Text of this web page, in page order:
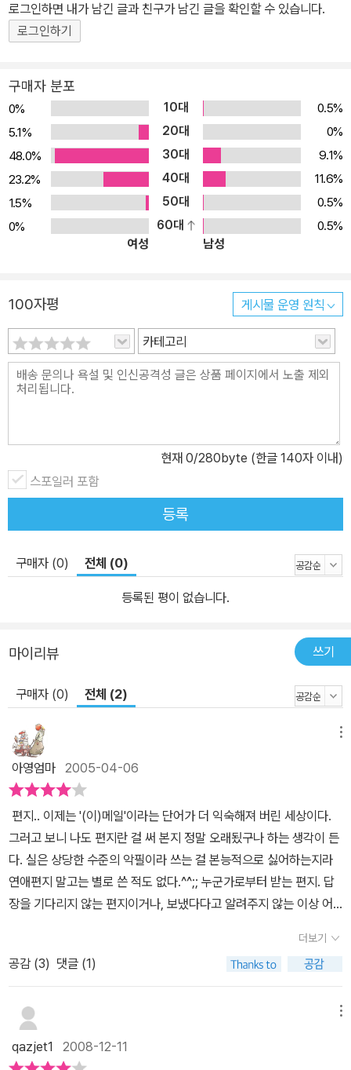
로그인하면 내가 남긴 글과 친구가 남긴 글을 확인할 수 있습니다.
로그인하기
구매자 분포
0% 10대
0.5%
5.1%
20대
0%
48.0%
30대
9.1%
23.2%
40대
11.6%
1.5%
50대
0.5%
0%
60대
0.5%
여성
남성
100자평 게시물 운영 원칙
카테고리
현재 0/280byte (한글 140자 이내)
스포일러 포함
등록
구매자 (0) 전체 (0)
등록된 평이 없습니다.
마이리뷰 쓰기
구매자 (0) 전체 (2)
아영엄마 2005-04-06
편지.. 이제는 '(이)메일'이라는 단어가 더 익숙해져 버린 세상이다.
그러고 보니 나도 편지란 걸 써 본지 정말 오래됬구나 하는 생각이 든
다. 실은 상당한 수준의 악필이라 쓰는 걸 본능적으로 싫어하는지라
연애편지 말고는 별로 쓴 적도 없다.^^;; 누군가로부터 받는 편지. 답
장을 기다리지 않는 편지이거나, 보냈다다고 알려주지 않는 이상 어
다. 하긴 <개구리와 두꺼비는 친구>에서 실린 '편지'를 보면 한 번도
편지를 받아보지 못한 두꺼비를 위해 개구리가 쓴 편지를 둘이서 함
께 기다리는 내용이 나온다. 개구리가 쓴 내용까지 가르쳐 주었음에
도 불구하고~ ^^ 이 책 속에는 다람쥐, 곰, 개미, 두더지, 달팽이 등등
여러 동물들이 서로에게, 때로는 자신에게 편지를 보낸다. 신기하게
도 우편배달부가 없어도 편지가 알아서 편지 받을 동물을 찾아간
더보기
공감 (3) 댓글 (1)
qazjet1 2008-12-11